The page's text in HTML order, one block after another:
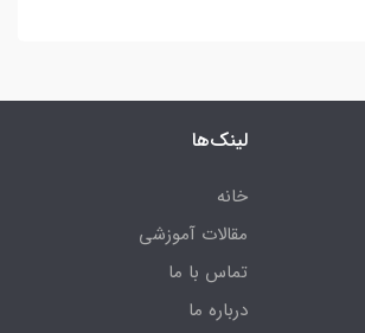
لینک‌ها
خانه
مقالات آموزشی
تماس با ما
درباره ما